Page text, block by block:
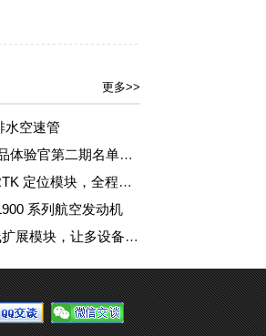
更多>>
水空速管
谁是本期幸运儿？CUAV 2026新品体验官第二期名单揭晓！
新品发布！C-RTK3 X20P 全频 RTK 定位模块，全程稳准护航
系列航空发动机
新品发布！IC-HUB Pro 通用总线扩展模块，让多设备协同更简单